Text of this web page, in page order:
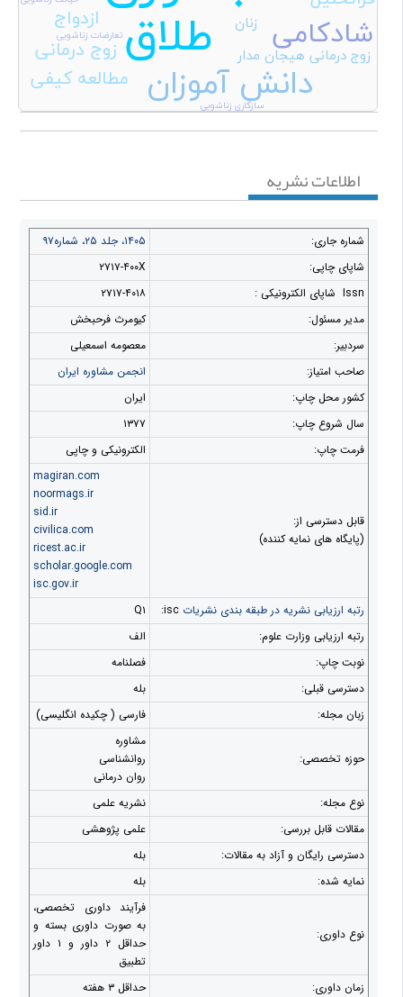
طلاق
دانش آموزان
شادکامی ازدواج
مطالعه کیفی
زوج درمانی زوج درمانی هیجان مدار
زنان
تعارضات زناشویی
سازگاری زناشویی
اطلاعات نشریه
شماره جاری:
۱۴۰۵، جلد ۲۵، شماره۹۷
شاپای چاپی:
۲۷۱۷-۴۰۰X
Issn شاپای الکترونيکی :
۲۷۱۷-۴۰۱۸
مدير مسئول:
کیومرث فرحبخش
سردبير:
معصومه اسمعیلی
صاحب امتياز:
انجمن مشاوره ایران
کشور محل چاپ:
ایران
سال شروع چاپ:
۱۳۷۷
فرمت چاپ:
الکترونیکی و چاپی
قابل دسترسی از:
(پایگاه های نمایه کننده)
magiran.com
noormags.ir
sid.ir
civilica.com
ricest.ac.ir
scholar.google.com
isc.gov.ir
رتبه ارزیابی نشریه در طبقه بندی نشریاتisc:
Q۱
رتبه ارزیابی وزارت علوم:
الف
نوبت چاپ:
فصلنامه
دسترسی قبلی:
بله
زبان مجله:
فارسی ( چکیده انگلیسی)
حوزه تخصصی:
مشاوره
روانشناسی
روان درمانی
نوع مجله:
نشریه علمی
مقالات قابل بررسی:
علمی پژوهشی
دسترسی رایگان و آزاد به مقالات:
بله
نمایه شده:
بله
نوع داوری:
فرآیند داوری تخصصی،
به صورت داوری بسته و
حداقل ۲ داور و ۱ داور
تطبیق
زمان داوری:
حداقل ۳ هفته